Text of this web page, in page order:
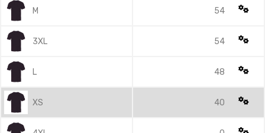
M 54
3XL 54
L 48
XS 40